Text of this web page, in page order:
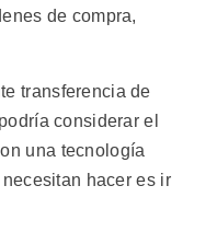
de compra,
transferencia de
considerar el
una tecnología
hacer es ir